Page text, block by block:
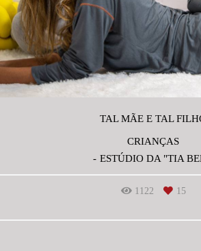
TAL MÃE E TAL
CRIANÇAS
ESTÚDIO DA "TIA
1122 15